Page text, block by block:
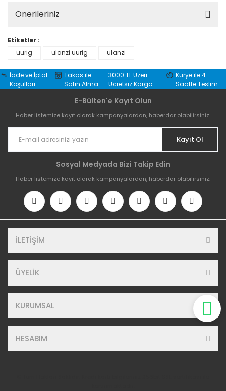
Önerileriniz
Etiketler :
uurig
ulanzi uurig ulanzi
İade ve İptal
Koşulları
Takas ile
Satın Alma
3000 TL Üzeri
Ücretsiz Kargo
Kurye ile 4
Saatte Teslim
E-Bülten'e Kayıt Olun
Haber listemize kayıt olarak kampanyalardan, haberdar olabilirsiniz.
Kayıt Ol
Sosyal Medyada Bizi Takip Edin
Haber listemize kayıt olarak kampanyalardan, haberdar olabilirsiniz.
İLETİŞİM
ÜYELİK
KURUMSAL
HESABIM